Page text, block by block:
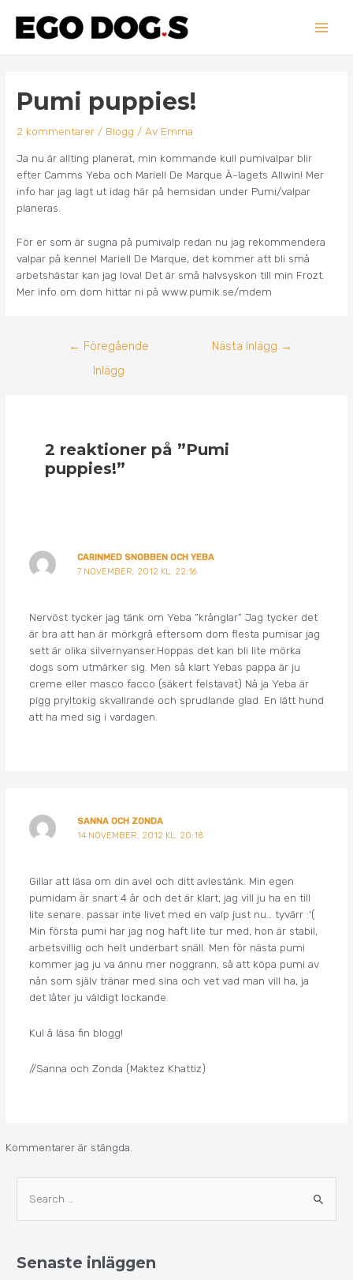
innehåll
Pumi puppies!
2 kommentarer / Blogg / Av Emma
Ja nu är allting planerat, min kommande kull pumivalpar blir
efter Camms Yeba och Mariell De Marque À-lagets Allwin! Mer
info har jag lagt ut idag här på hemsidan under Pumi/valpar
planeras.
För er som är sugna på pumivalp redan nu jag rekommendera
valpar på kennel Mariell De Marque, det kommer att bli små
arbetshästar kan jag lova! Det är små halvsyskon till min Frozt.
Mer info om dom hittar ni på www.pumik.se/mdem
← Föregående
Inlägg
Nästa Inlägg →
2 reaktioner på ”Pumi
puppies!”
CARINMED SNOBBEN OCH YEBA
7 NOVEMBER, 2012 KL. 22:16
Nervöst tycker jag tänk om Yeba ”krånglar” Jag tycker det
är bra att han är mörkgrå eftersom dom flesta pumisar jag
sett är olika silvernyanser.Hoppas det kan bli lite mörka
dogs som utmärker sig. Men så klart Yebas pappa är ju
creme eller masco facco (säkert felstavat) Nå ja Yeba är
pigg pryltokig skvallrande och sprudlande glad. En lätt hund
att ha med sig i vardagen.
SANNA OCH ZONDA
14 NOVEMBER, 2012 KL. 20:18
Gillar att läsa om din avel och ditt avlestänk. Min egen
pumidam är snart 4 år och det är klart, jag vill ju ha en till
lite senare. passar inte livet med en valp just nu… tyvärr :'(
Min första pumi har jag nog haft lite tur med, hon är stabil,
arbetsvillig och helt underbart snäll. Men för nästa pumi
kommer jag ju va ännu mer noggrann, så att köpa pumi av
nån som själv tränar med sina och vet vad man vill ha, ja
det låter ju väldigt lockande.
Kul å läsa fin blogg!
//Sanna och Zonda (Maktez Khattiz)
Kommentarer är stängda.
ö
e
Senaste inläggen
v